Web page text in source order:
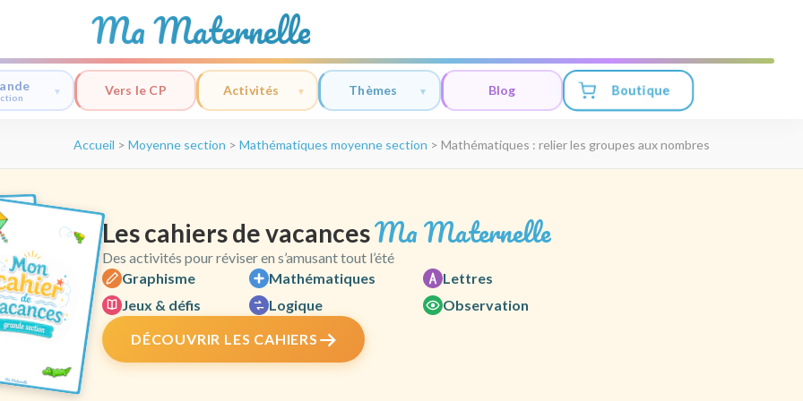
Ma Maternelle
Vers le CP Activités Thèmes Blog Boutique
Accueil > Moyenne section > Mathématiques moyenne section > Mathématiques : relier les groupes aux nombres
Les cahiers de vacancesMa Maternelle
Des activités pour réviser en s’amusant tout l’été
Graphisme
Mathématiques
Lettres
Jeux & défis
Logique
Observation
DÉCOUVRIR LES CAHIERS